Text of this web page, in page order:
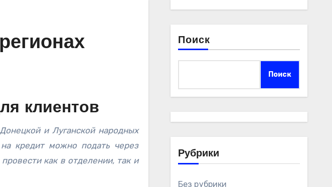
клиентов
кредит можно подать через
как в отделении, так и
Поиск
Поиск
Рубрики
Без рубрики